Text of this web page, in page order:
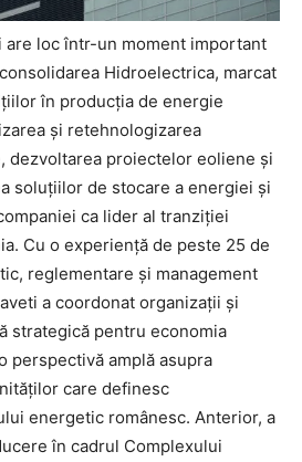
are loc într-un moment important
Hidroelectrica, marcat
în producția de energie
și retehnologizarea
dezvoltarea proiectelor eoliene și
soluțiilor de stocare a energiei și
ca lider al tranziției
Cu o experiență de peste 25 de
reglementare și management
a coordonat organizații și
strategică pentru economia
perspectivă amplă asupra
care definesc
energetic românesc. Anterior, a
în cadrul Complexului